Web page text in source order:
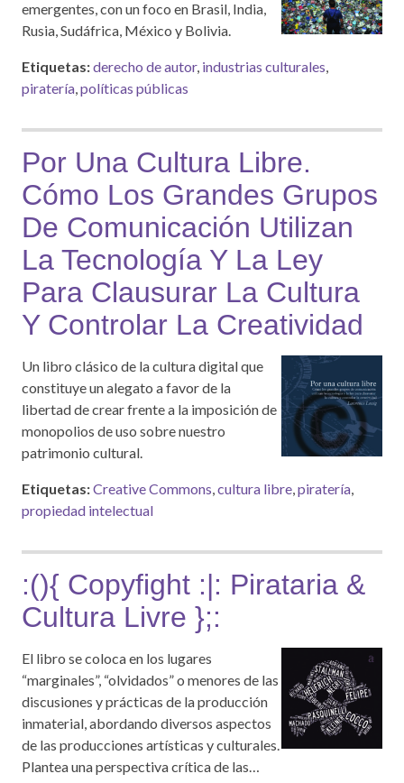
emergentes, con un foco en Brasil, India,
Rusia, Sudáfrica, México y Bolivia.
Etiquetas:derecho de autor, industrias culturales,
piratería,políticas públicas
Por Una Cultura Libre.
Cómo Los Grandes Grupos
De Comunicación Utilizan
La Tecnología Y La Ley
Para Clausurar La Cultura
Y Controlar La Creatividad
Un libro clásico de la cultura digital que
constituye un alegato a favor de la
libertad de crear frente a la imposición de
monopolios de uso sobre nuestro
patrimonio cultural.
Etiquetas:Creative Commons,cultura libre,piratería,
propiedad intelectual
:(){ Copyfight :|: Pirataria &
Cultura Livre };:
El libro se coloca en los lugares
“marginales”, “olvidados” o menores de las
discusiones y prácticas de la producción
inmaterial, abordando diversos aspectos
de las producciones artísticas y culturales.
Plantea una perspectiva crítica de las…